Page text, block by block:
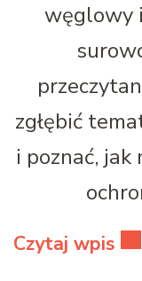
węglowy
zgłębić
i poznać, jak
Czytaj wpis